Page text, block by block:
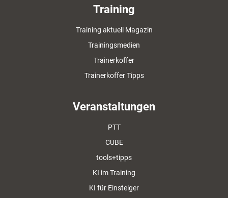
Training
Training aktuell Magazin
Trainingsmedien
Trainerkoffer
Trainerkoffer Tipps
Veranstaltungen
PTT
CUBE
tools+tipps
KI im Training
KI für Einsteiger